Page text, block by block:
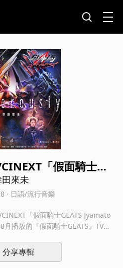
「假面騎士GE
」主題曲）
來未
· 日語/流行音樂
「假面騎士GEATS Jyamato
Awaking」確定將在日本3月
唱的『假面騎士 GEATS』主題曲
分享專輯